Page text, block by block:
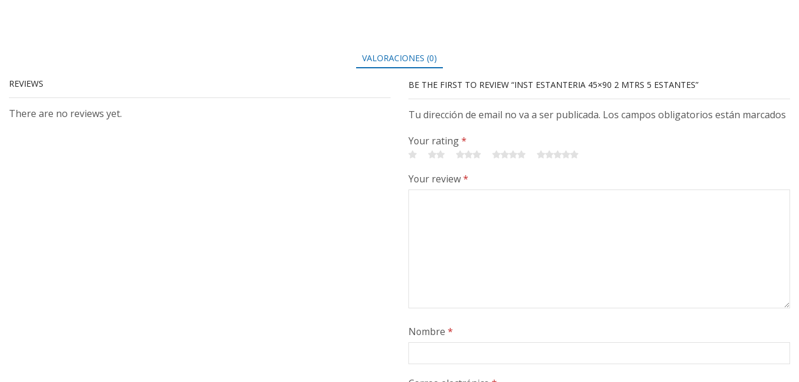
VALORACIONES (0)
REVIEWS
There are no reviews yet.
BE THE FIRST TO REVIEW “INST ESTANTERIA 45×90 2 MTRS 5 ESTANTES”
Tu dirección de email no va a ser publicada. Los campos obligatorios están marcados
Your rating*
Your review*
Nombre *